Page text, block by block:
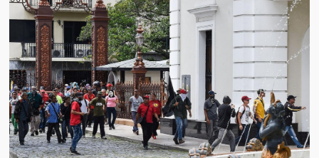
Artículos
El Tipo y los Rojos en Los Teques (The Jerk and the Reds in
Teques)
Hablé con Chavistas (I spoke with chavistas)
La burla del Chavez “tan amante de los niños” (The mockery of
Chavez “such a children lover”)